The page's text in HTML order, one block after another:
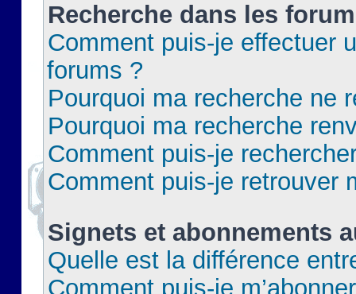
Recherche dans les
Comment puis-je effectuer
forums ?
Pourquoi ma recherche ne
Pourquoi ma recherche
Comment puis-je
Comment puis-je retrouver
Signets et abonnements
Quelle est la différence
Comment puis-je